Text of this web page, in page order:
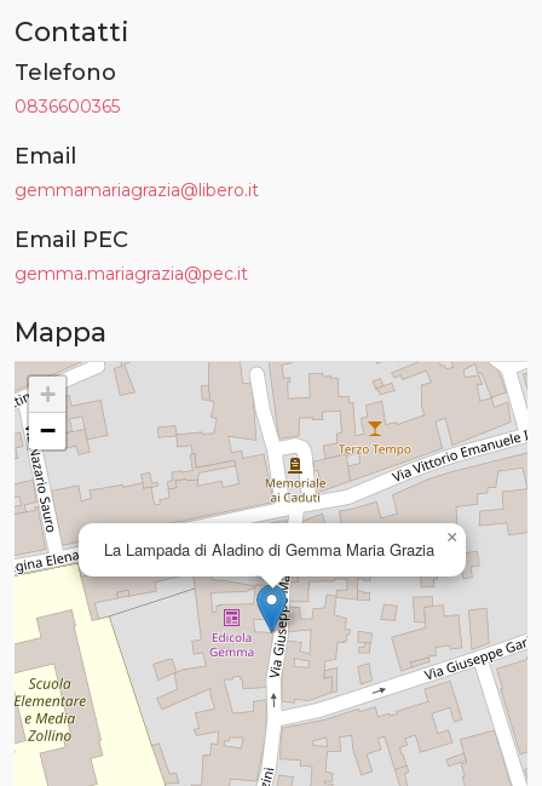
Contatti
Telefono
0836600365
Email
gemmamariagrazia@libero.it
Email PEC
gemma.mariagrazia@pec.it
Mappa
La Lampada di Aladino di Gemma Maria Grazia
×
+
−